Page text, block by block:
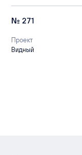
№ 271
Проект
Видный